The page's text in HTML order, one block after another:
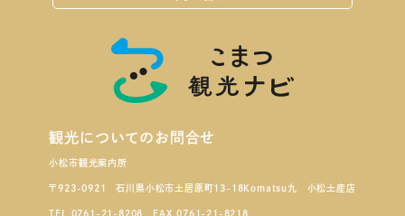
観光についてのお問合せ
小松市観光案内所
〒923-0921 石川県小松市土居原町13-18Komatsu九 小松土産店
TEL 0761-21-8208 FAX 0761-21-8218